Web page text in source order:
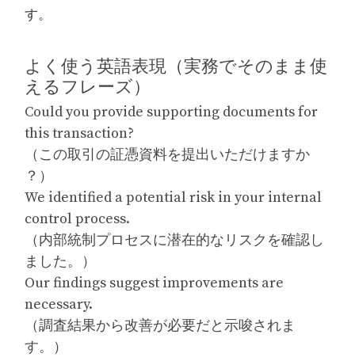
す。
よく使う英語表現（実務でそのまま使
えるフレーズ）
Could you provide supporting documents for
this transaction?
（この取引の証憑資料を提出いただけますか
？）
We identified a potential risk in your internal
control process.
（内部統制プロセスに潜在的なリスクを確認し
ました。）
Our findings suggest improvements are
necessary.
（調査結果から改善が必要だと示唆されま
す。）